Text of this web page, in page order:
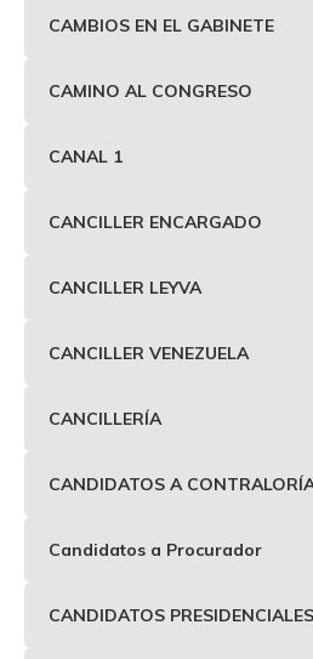
CAMBIOS EN EL GABINETE
CAMINO AL CONGRESO
CANAL 1
CANCILLER ENCARGADO
CANCILLER LEYVA
CANCILLER VENEZUELA
CANCILLERÍA
CANDIDATOS A
Candidatos a Procurador
CANDIDATOS PRESIDENCIALES